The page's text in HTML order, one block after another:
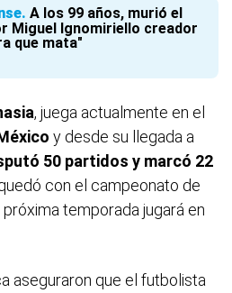
A los 99 años, murió el
Miguel Ignomiriello creador
que mata"
, juega actualmente en el
y desde su llegada a
50 partidos y marcó 22
con el campeonato de
temporada jugará en
aseguraron que el futbolista